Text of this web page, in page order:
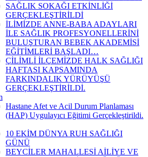
SAĞLIK SOKAĞI ETKİNLİĞİ
GERÇEKLEŞTİRİLDİ
İLİMİZDE ANNE-BABA ADAYLARI
İLE SAĞLIK PROFESYONELLERİNİ
BULUŞTURAN BEBEK AKADEMİSİ
EĞİTİMLERİ BAŞLADI…
ÇİLİMLİ İLÇEMİZDE HALK SAĞLIĞI
HAFTASI KAPSAMINDA
FARKINDALIK YÜRÜYÜŞÜ
GERÇEKLEŞTİRİLDİ.
Hastane Afet ve Acil Durum Planlaması
(HAP) Uygulayıcı Eğitimi Gerçekleştirildi.
10 EKİM DÜNYA RUH SAĞLIĞI
GÜNÜ
BEYCİLER MAHALLESİ AİLİYE VE